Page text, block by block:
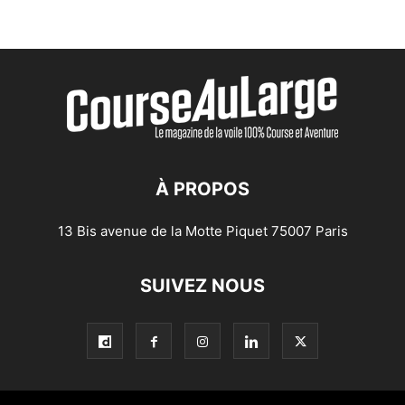
À PROPOS
13 Bis avenue de la Motte Piquet 75007 Paris
SUIVEZ NOUS